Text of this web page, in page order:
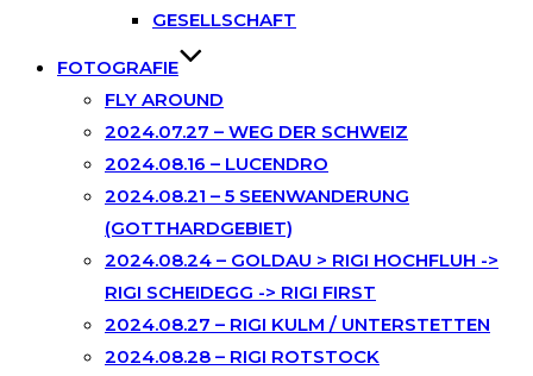
GESELLSCHAFT
FOTOGRAFIE
FLY AROUND
2024.07.27 – WEG DER SCHWEIZ
2024.08.16 – LUCENDRO
2024.08.21 – 5 SEENWANDERUNG
(GOTTHARDGEBIET)
2024.08.24 – GOLDAU > RIGI HOCHFLUH ->
RIGI SCHEIDEGG -> RIGI FIRST
2024.08.27 – RIGI KULM / UNTERSTETTEN
2024.08.28 – RIGI ROTSTOCK